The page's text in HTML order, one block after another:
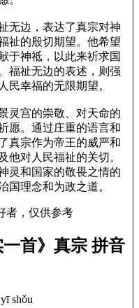
无边，表达了真宗对神
祉的殷切期望。他希望
于神祗，以此来祈求国
福祉无边的表述，则强
民幸福的无限期望。
灵宫的崇敬、对天命的
愿。通过庄重的语言和
真宗作为帝王的威严和
他对人民福祉的关切。
灵和国家的敬畏之情的
国理念和为政之道。
者，仅供参考
一首》真宗 拼音
shǒu